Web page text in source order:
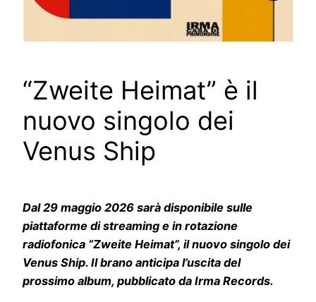
“Zweite Heimat” è il
nuovo singolo dei
Venus Ship
Dal 29 maggio 2026 sarà disponibile sulle
piattaforme di streaming e in rotazione
radiofonica “Zweite Heimat”, il nuovo singolo dei
Venus Ship. Il brano anticipa l’uscita del
prossimo album, pubblicato da Irma Records.